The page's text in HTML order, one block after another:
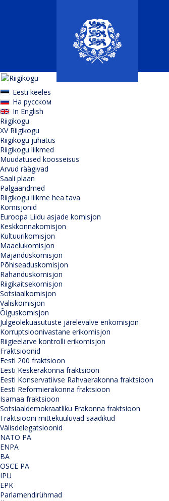
Eesti keeles
На русском
In English
Riigikogu
XV Riigikogu
Riigikogu juhatus
Riigikogu liikmed
Muudatused koosseisus
Arvud räägivad
Saali plaan
Palgaandmed
Riigikogu liikme hea tava
Komisjonid
Euroopa Liidu asjade komisjon
Keskkonnakomisjon
Kultuurikomisjon
Maaelukomisjon
Majanduskomisjon
Põhiseaduskomisjon
Rahanduskomisjon
Riigikaitsekomisjon
Sotsiaalkomisjon
Väliskomisjon
Õiguskomisjon
Julgeolekuasutuste järelevalve erikomisjon
Korruptsioonivastane erikomisjon
Riigieelarve kontrolli erikomisjon
Fraktsioonid
Eesti 200 fraktsioon
Eesti Keskerakonna fraktsioon
Eesti Konservatiivse Rahvaerakonna fraktsioon
Eesti Reformierakonna fraktsioon
Isamaa fraktsioon
Sotsiaaldemokraatliku Erakonna fraktsioon
Fraktsiooni mittekuuluvad saadikud
Välisdelegatsioonid
NATO PA
ENPA
BA
OSCE PA
IPU
EPK
Parlamendirühmad